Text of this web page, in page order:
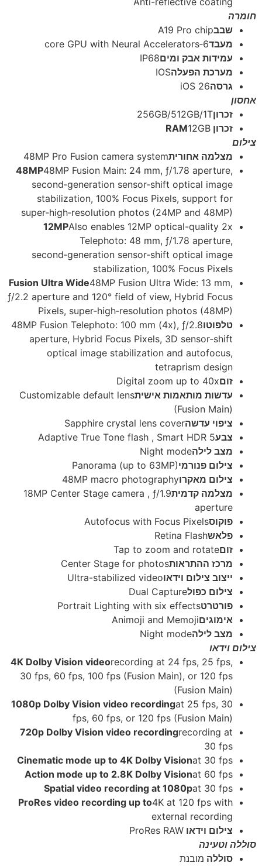
חומרה
שבבA19 Pro chip
מעבד6‑core GPU with Neural Accelerators
עמידות אבק ומיםIP68
מערכת הפעלהIOS
גרסהiOS 26
אחסון
זכרון256GB/512GB/1T
זכרון RAM 12GB
צילום
מצלמה אחורית48MP Pro Fusion camera system
48MP48MP Fusion Main: 24 mm, ƒ/1.78 aperture,
second‑generation sensor‑shift optical image
stabilization, 100% Focus Pixels, support for
super‑high‑resolution photos (24MP and 48MP)
12MPAlso enables 12MP optical-quality 2x
Telephoto: 48 mm, ƒ/1.78 aperture,
second‑generation sensor‑shift optical image
stabilization, 100% Focus Pixels
Fusion Ultra Wide48MP Fusion Ultra Wide: 13 mm,
ƒ/2.2 aperture and 120° field of view, Hybrid Focus
Pixels, super‑high‑resolution photos (48MP)
טלפוטו48MP Fusion Telephoto: 100 mm (4x), ƒ/2.8
aperture, Hybrid Focus Pixels, 3D sensor‑shift
optical image stabilization and autofocus,
tetraprism design
זוםDigital zoom up to 40x
עדשות מותאמות אישיתCustomizable default lens
(Fusion Main)
ציפוי עדשהSapphire crystal lens cover
צבעAdaptive True Tone flash , Smart HDR 5
מצב לילהNight mode
צילום פנורמיPanorama (up to 63MP)
צילום מאקרו48MP macro photography
מצלמה קדמית18MP Center Stage camera , ƒ/1.9
aperture
פוקוסAutofocus with Focus Pixels
פלאשRetina Flash
זוםTap to zoom and rotate
מרכז ההתראותCenter Stage for photos
ייצוב צילום וידאוUltra-stabilized video
צילום כפולDual Capture
פורטרטPortrait Lighting with six effects
אימוגיםAnimoji and Memoji
מצב לילהNight mode
צילום וידאו
4K Dolby Vision videorecording at 24 fps, 25 fps,
30 fps, 60 fps, 100 fps (Fusion Main), or 120 fps
(Fusion Main)
1080p Dolby Vision video recordingat 25 fps, 30
fps, 60 fps, or 120 fps (Fusion Main)
720p Dolby Vision video recordingrecording at
30 fps
Cinematic mode up to 4K Dolby Visionat 30 fps
Action mode up to 2.8K Dolby Visionat 60 fps
Spatial video recording at 1080pat 30 fps
ProRes video recording up to4K at 120 fps with
external recording
צילום וידאו ProRes RAW
סוללה וטעינה
סוללה מובנת